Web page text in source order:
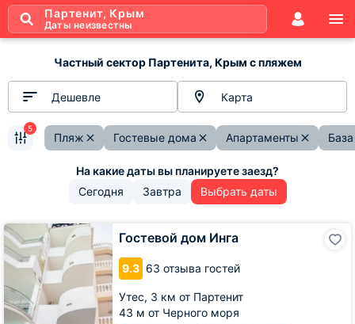
Партенит, Крым
Даты неизвестны
Частный сектор Партенита, Крым с пляжем
Дешевле Карта
Пляж Гостевые дома Апартаменты
5
Сегодня Завтра Выбрать даты
Гостевой дом Инга
9.3 63 отзыва гостей
Утес, 3 км от Партенит
43 м от Черного моря
Гостевой
дом
Инга